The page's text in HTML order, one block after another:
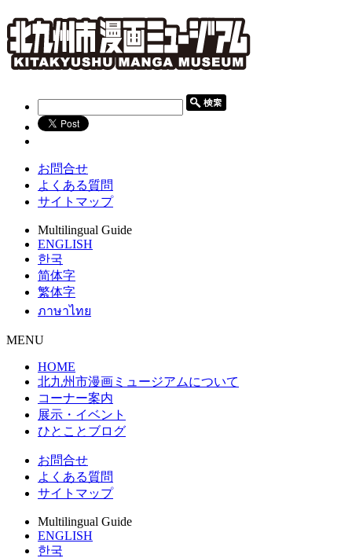
お問合せ
よくある質問
サイトマップ
Multilingual Guide
ENGLISH
한국
简体字
繁体字
ภาษาไทย
MENU
HOME
北九州市漫画ミュージアムについて
コーナー案内
展示・イベント
ひとことブログ
お問合せ
よくある質問
サイトマップ
Multilingual Guide
ENGLISH
한국